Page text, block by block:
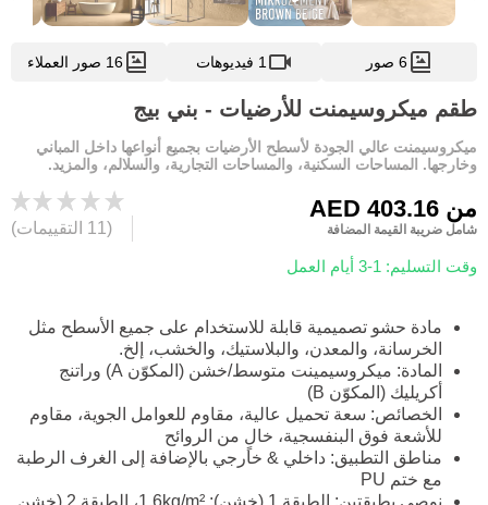
6 صور 1 فيديوهات 16 صور العملاء
طقم ميكروسيمنت للأرضيات - بني بيج
ميكروسيمنت عالي الجودة لأسطح الأرضيات بجميع أنواعها داخل المباني
وخارجها. المساحات السكنية، والمساحات التجارية، والسلالم، والمزيد.
من
شامل ضريبة القيمة المضافة
وقت التسليم: 1-3 أيام العمل
(11 التقييمات)
مادة حشو تصميمية قابلة للاستخدام على جميع الأسطح مثل
الخرسانة، والمعدن، والبلاستيك، والخشب، إلخ.
المادة: ميكروسيمينت متوسط/خشن (المكوّن A) وراتنج
أكريليك (المكوّن B)
الخصائص: سعة تحميل عالية، مقاوم للعوامل الجوية، مقاوم
للأشعة فوق البنفسجية، خالٍ من الروائح
مناطق التطبيق: داخلي & خارجي بالإضافة إلى الغرف الرطبة
مع ختم PU